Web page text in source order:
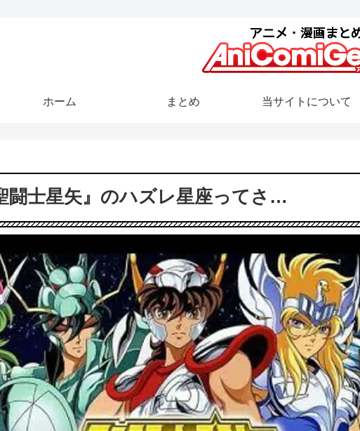
ホーム まとめ 当サイトについて
闘士星矢』のハズレ星座ってさ…